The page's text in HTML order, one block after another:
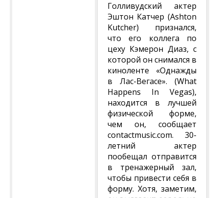
Голливудский актер
Эштон Катчер (Ashton
Kutcher) признался,
что его коллега по
цеху Кэмерон Диаз, с
которой он снимался в
киноленте «Однажды
в Лас-Вегасе». (What
Happens In Vegas),
находится в лучшей
физической форме,
чем он, сообщает
contactmusic.com. 30-
летний актер
пообещал отправится
в тренажерный зал,
чтобы привести себя в
форму. Хотя, заметим,